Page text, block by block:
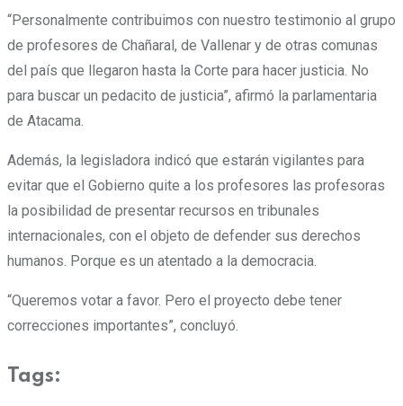
“Personalmente contribuimos con nuestro testimonio al grupo
de profesores de Chañaral, de Vallenar y de otras comunas
del país que llegaron hasta la Corte para hacer justicia. No
para buscar un pedacito de justicia”, afirmó la parlamentaria
de Atacama.
Además, la legisladora indicó que estarán vigilantes para
evitar que el Gobierno quite a los profesores las profesoras
la posibilidad de presentar recursos en tribunales
internacionales, con el objeto de defender sus derechos
humanos. Porque es un atentado a la democracia.
“Queremos votar a favor. Pero el proyecto debe tener
correcciones importantes”, concluyó.
Tags: